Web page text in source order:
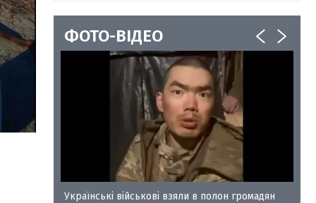
ФОТО-ВІДЕО
Українські військові взяли в полон громадян